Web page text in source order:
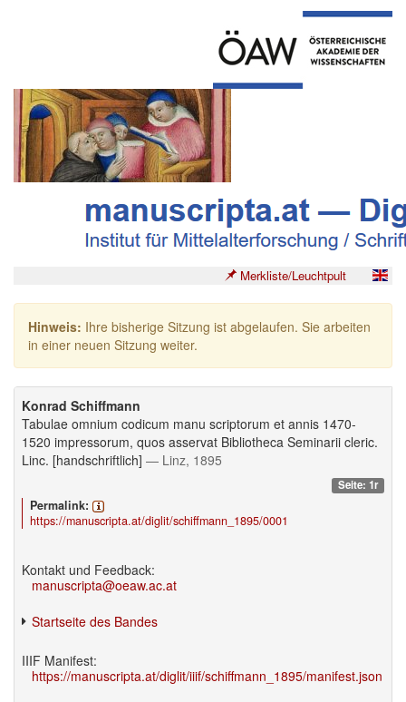
Merkliste/Leuchtpult
Hinweis: Ihre bisherige Sitzung ist abgelaufen. Sie arbeiten
in einer neuen Sitzung weiter.
Konrad Schiffmann
Tabulae omnium codicum manu scriptorum et annis 1470-
1520 impressorum, quos asservat Bibliotheca Seminarii cleric.
Linc. [handschriftlich] — Linz, 1895
Seite: 1r
Permalink:
https://manuscripta.at/diglit/schiffmann_1895/0001
Kontakt und Feedback:
manuscripta@oeaw.ac.at
Startseite des Bandes
IIIF Manifest:
https://manuscripta.at/diglit/iiif/schiffmann_1895/manifest.json